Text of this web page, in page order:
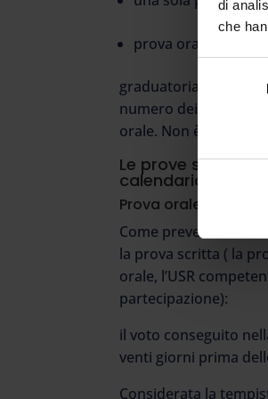
di
che
del
prova orale;
graduatoria di merito
numero dei posti
orale. Non è prevista
Le prove scritte
calendario
Prova orale: quando
Come prevede il DD
la prova scritta ( la
orale, l’USR
partecipazione):
il voto conseguito
venti giorni prima
Considerata la